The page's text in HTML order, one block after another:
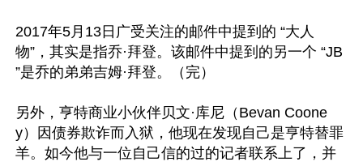
2017年5月13日广受关注的邮件中提到的 “大人
物”，其实是指乔·拜登。该邮件中提到的另一个 “JB
”是乔的弟弟吉姆·拜登。（完）
另外，亨特商业小伙伴贝文·库尼（Bevan Coone
y）因债券欺诈而入狱，他现在发现自己是亨特替罪
羊。如今他与一位自己信的过的记者联系上了，并